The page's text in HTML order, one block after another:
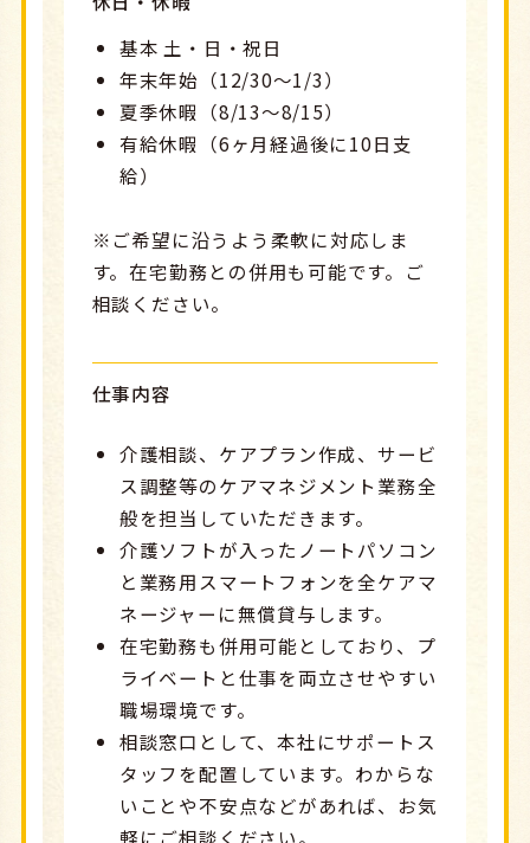
基本 土・日・祝日
年末年始（12/30～1/3）
夏季休暇（8/13～8/15）
有給休暇（6ヶ月経過後に10日支
給）
※ご希望に沿うよう柔軟に対応しま
す。在宅勤務との併用も可能です。ご
相談ください。
仕事内容
介護相談、ケアプラン作成、サービ
ス調整等のケアマネジメント業務全
般を担当していただきます。
介護ソフトが入ったノートパソコン
と業務用スマートフォンを全ケアマ
ネージャーに無償貸与します。
在宅勤務も併用可能としており、プ
ライベートと仕事を両立させやすい
職場環境です。
相談窓口として、本社にサポートス
タッフを配置しています。わからな
いことや不安点などがあれば、お気
軽にご相談ください。